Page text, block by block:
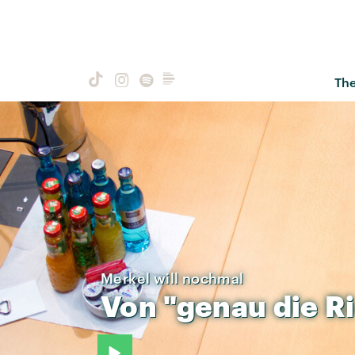
​Merkel will nochmal
Von"genaudie